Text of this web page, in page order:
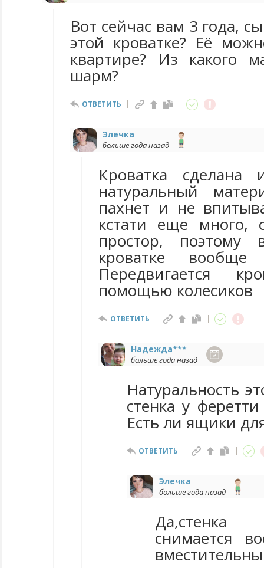
Вот сейчас вам 3 года,
этой кроватке? Её
квартире? Из какого
шарм?
ОТВЕТИТЬ
Элечка
больше года назад
Кроватка сделана
натуральный
пахнет и не
кстати еще много,
простор,
кроватке вообще
Передвигается
помощью колесиков
ОТВЕТИТЬ
Надежда***
больше года назад
Натуральность
стенка у
Есть ли ящики
ОТВЕТИТЬ
Элечка
больше года назад
снимается